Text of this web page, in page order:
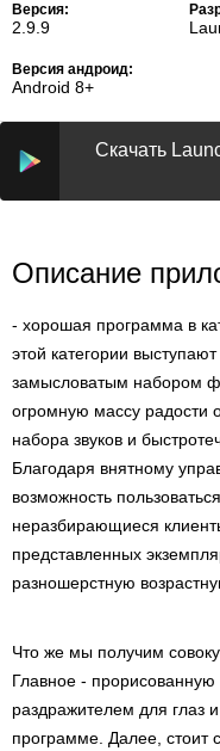
Версия:
2.9.9
Версия андроид:
Android 8+
Скачать
Описание
- хорошая программа в
этой категории
замысловатым набором
огромную массу радости
набора звуков и
Благодаря внятному
возможность
неразбирающиеся
представленных
разношерстную
Что же мы получим
Главное - прорисованную
раздражителем для глаз
программе. Далее, стоит